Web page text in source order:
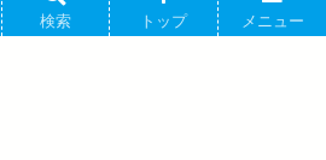
6年生なのに! 1巻 2026年6月22日 発売
検索 トップ メニュー